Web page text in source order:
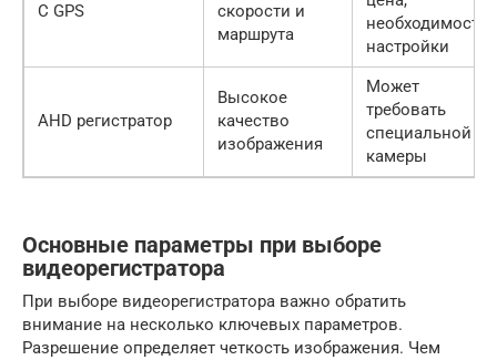
С GPS
скорости и
маршрута
необходимость
настройки
AHD регистратор
Высокое
качество
изображения
Может
требовать
специальной
камеры
Основные параметры при выборе
видеорегистратора
При выборе видеорегистратора важно обратить
внимание на несколько ключевых параметров.
Разрешение определяет четкость изображения. Чем